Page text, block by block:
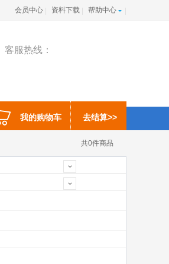
会员中心 资料下载 帮助中心
客服热线：
我的购物车 去结算>>
共0件商品